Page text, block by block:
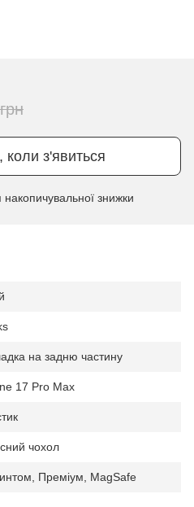
коли з'явиться
знижки
на задню частину
17 Pro Max
чохол
Преміум, MagSafe